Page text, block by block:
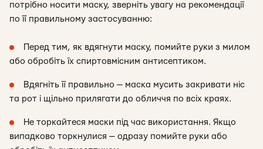
потрібно носити маску, зверніть увагу на рекомендації
по її правильному застосуванню:
Перед тим, як вдягнути маску, помийте руки з милом
або обробіть їх спиртовмісним антисептиком.
Вдягніть її правильно — маска мусить закривати ніс
та рот і щільно прилягати до обличчя по всіх краях.
Не торкайтеся маски під час використання. Якщо
випадково торкнулися — одразу помийте руки або